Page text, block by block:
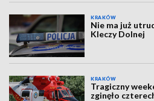
KRAKÓW
Nie ma już
Kleczy Dolnej
KRAKÓW
Tragiczny
zginęło